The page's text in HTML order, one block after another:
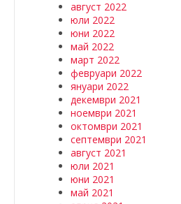
август 2022
юли 2022
юни 2022
май 2022
март 2022
февруари 2022
януари 2022
декември 2021
ноември 2021
октомври 2021
септември 2021
август 2021
юли 2021
юни 2021
май 2021